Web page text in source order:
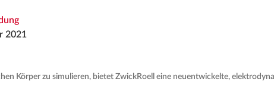
2021
Körper zu simulieren, bietet ZwickRoell eine neuentwickelte,